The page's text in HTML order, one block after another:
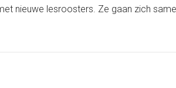
nieuwe lesroosters. Ze gaan zich